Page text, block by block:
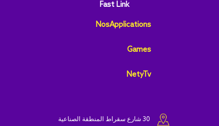
Fast Link
NosApplications
Games
NetyTv